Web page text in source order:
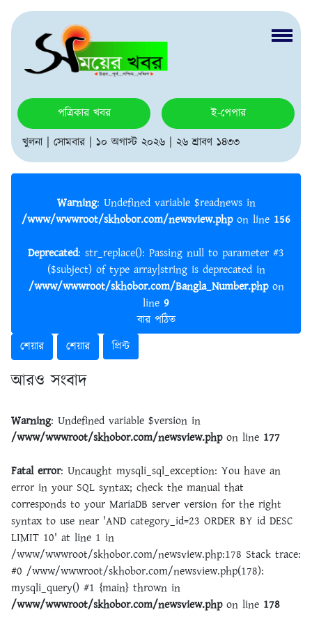
পত্রিকার খবর
ই-পেপার
খুলনা | সোমবার | ১০ অগাস্ট ২০২৬ | ২৬ শ্রাবণ ১৪৩৩
Warning : Undefined variable $readnews in
/www/wwwroot/skhobor.com/newsview.phpon line 156
Deprecated: str_replace(): Passing null to parameter #3
($subject) of type array|string is deprecated in
/www/wwwroot/skhobor.com/Bangla_Number.phpon
line 9
বার পঠিত
শেয়ার
শেয়ার প্রিন্ট
আরও সংবাদ
Warning: Undefined variable $version in
/www/wwwroot/skhobor.com/newsview.phpon line 177
Fatal error: Uncaught mysqli_sql_exception: You have an
error in your SQL syntax; check the manual that
corresponds to your MariaDB server version for the right
syntax to use near 'AND category_id=23 ORDER BY id DESC
LIMIT 10' at line 1 in
/www/wwwroot/skhobor.com/newsview.php:178 Stack trace:
#0 /www/wwwroot/skhobor.com/newsview.php(178):
mysqli_query() #1 {main} thrown in
/www/wwwroot/skhobor.com/newsview.phpon line 178